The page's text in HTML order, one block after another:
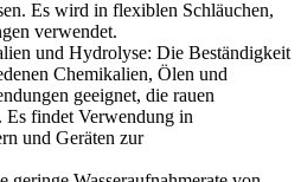
Es wird in flexiblen Schläuchen,
verwendet.
und Hydrolyse: Die Beständigkeit
Chemikalien, Ölen und
geeignet, die rauen
Es findet Verwendung in
und Geräten zur